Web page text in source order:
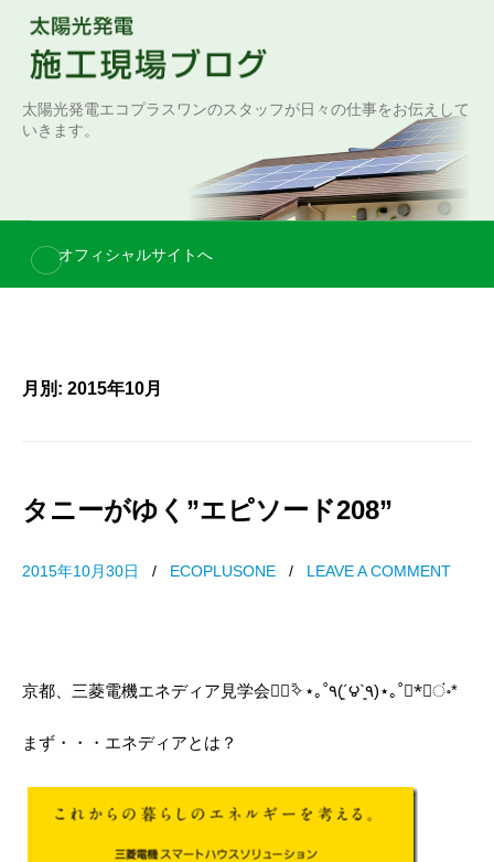
e
太陽光発電エコプラスワンのスタッフが日々の仕事をお伝えして
いきます。
オフィシャルサイトへ
月別: 2015年10月
タニーがゆく”エピソード208”
2015年10月30日 / ECOPLUSONE / LEAVE A COMMENT
京都、三菱電機エネディア見学会॰ْ✧ً⋆｡˚٩(´͈౪`͈٩)⋆｡˚*ْ✧ं॰*
まず・・・エネディアとは？